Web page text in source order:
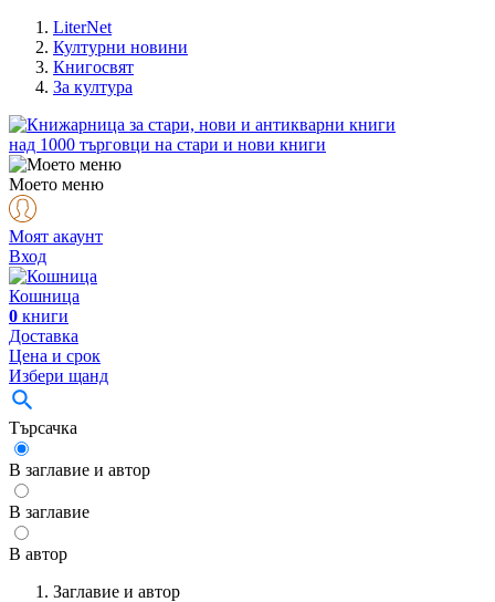
LiterNet
Културни новини
Книгосвят
За култура
над 1000 търговци на стари и нови книги
Моето меню
Моят акаунт
Вход
Кошница
0 книги
Доставка
Цена и срок
Избери щанд
Търсачка
В заглавие и автор
В заглавие
В автор
Заглавие и автор